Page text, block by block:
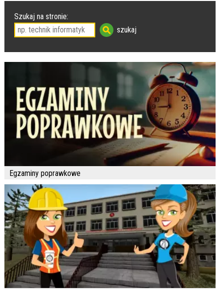
Szukaj na stronie:
Egzaminy poprawkowe